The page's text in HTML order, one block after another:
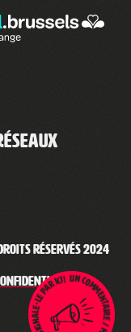
Un commentaire / message haineux ? Signale-le par ici !
réservés 2024